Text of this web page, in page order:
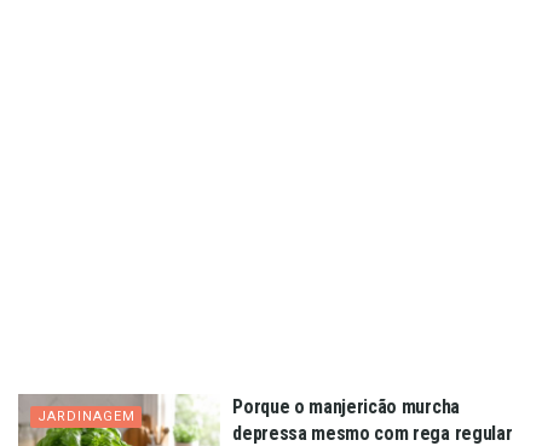
JARDINAGEM
Porque o manjericão murcha
depressa mesmo com rega regular